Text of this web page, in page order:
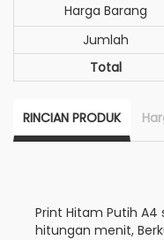
Harga Barang
Jumlah
Total
RINCIAN PRODUK
Print Hitam Putih
hitungan menit,